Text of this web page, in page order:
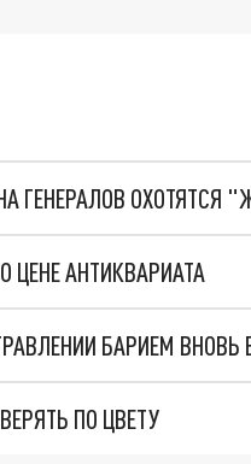
ГЕНЕРАЛОВ ОХОТЯТСЯ
АНТИКВАРИАТА
ПО ЦВЕТУ